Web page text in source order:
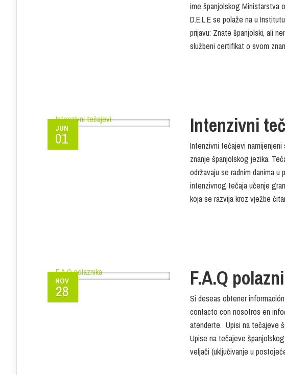
ime španjolskog Ministarstva
D.E.L.E se polaže na u
prijavu: Znate španjolski, ali
službeni certifikat o svom
JUN
01
Intenzivni
Intenzivni tečajevi
znanje španjolskog jezika.
održavaju se radnim danima
intenzivnog tečaja učenje
koja se razvija kroz vježbe
NOV
28
F.A.Q
Si deseas obtener
contacto con nosotros en
atenderte. Upisi na tečajeve
Upise na tečajeve
veljači (uključivanje u